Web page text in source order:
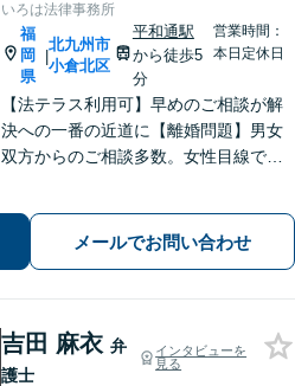
いろは法律事務所
福
岡
県
|
北九州市
小倉北区
平和通駅
から徒歩5
分
営業時間：
本日定休日
【法テラス利用可】早めのご相談が解
決への一番の近道に【離婚問題】男女
双方からのご相談多数。女性目線で、
債務整理の方法を提案し、人生の再出
発を支援します
メールでお問い合わせ
吉田 麻衣 弁
護士
インタビューを
見る